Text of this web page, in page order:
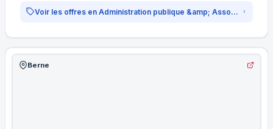
Voir les offres en Administration publique &amp; Associations
Berne